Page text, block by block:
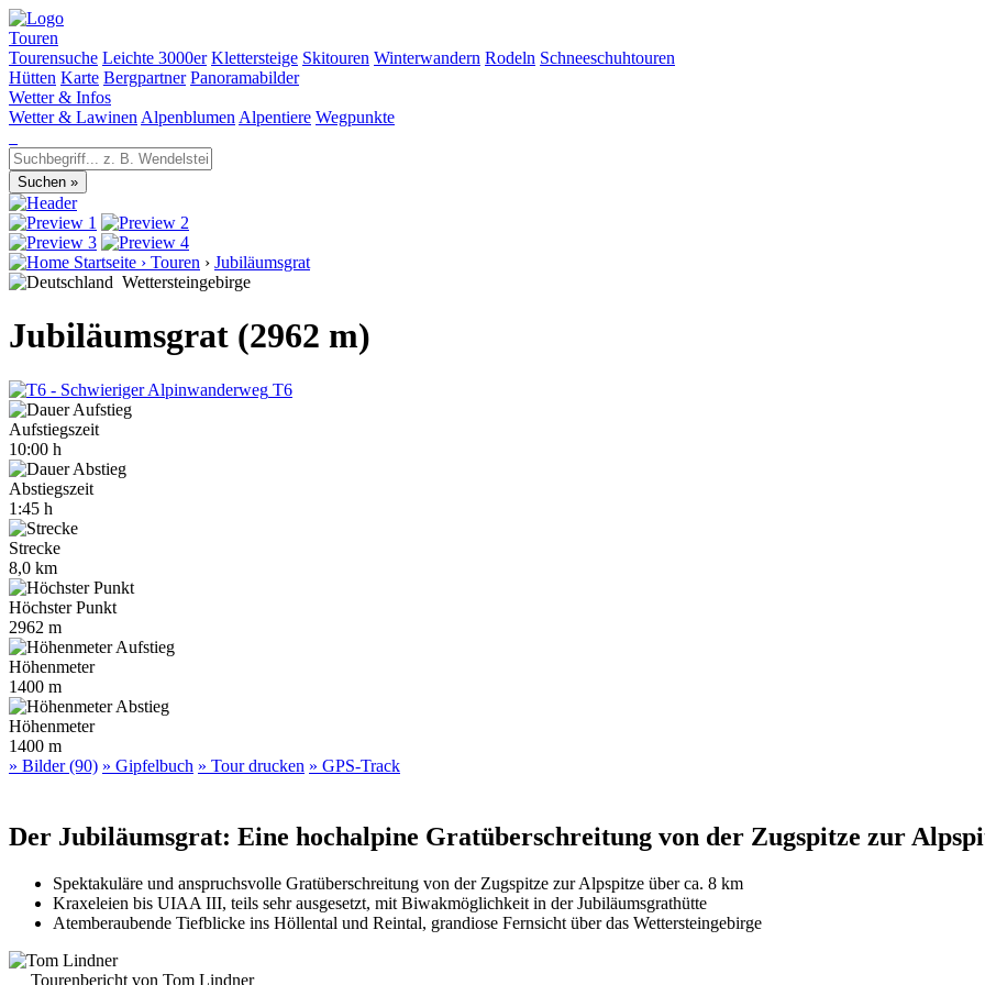
Touren
Tourensuche Leichte 3000er Klettersteige Skitouren Winterwandern Rodeln Schneeschuhtouren
Hütten Karte Bergpartner Panoramabilder
Wetter & Infos
Wetter & Lawinen Alpenblumen Alpentiere Wegpunkte
Startseite › Touren › Jubiläumsgrat
Wettersteingebirge
Jubiläumsgrat (2962 m)
T6
Aufstiegszeit
10:00 h
Abstiegszeit
1:45 h
Strecke
8,0 km
Höchster Punkt
2962 m
Höhenmeter
1400 m
Höhenmeter
1400 m
» Bilder (90) » Gipfelbuch » Tour drucken » GPS-Track
Der Jubiläumsgrat: Eine hochalpine Gratüberschreitung von der Zugspitze zur
Spektakuläre und anspruchsvolle Gratüberschreitung von der Zugspitze zur Alpspitze über ca. 8 km
Kraxeleien bis UIAA III, teils sehr ausgesetzt, mit Biwakmöglichkeit in der Jubiläumsgrathütte
Atemberaubende Tiefblicke ins Höllental und Reintal, grandiose Fernsicht über das Wettersteingebirge
Tourenbericht von Tom Lindner